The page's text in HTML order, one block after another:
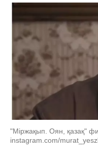
"Міржақып. Оян, қазақ"
instagram.com/